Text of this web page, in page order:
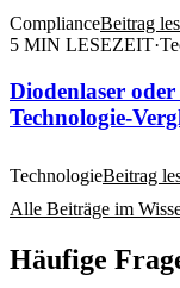
ComplianceBeitrag
5 MIN LESEZEIT·
Diodenlaser
Technologie-
TechnologieBeitrag
Alle Beiträge im
Häufige